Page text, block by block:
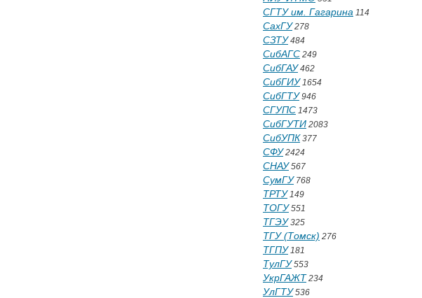
СГТУ им. Гагарина 114
СахГУ278
СЗТУ484
СибАГС 249
СибГАУ462
СибГИУ1654
СибГТУ946
СГУПС 1473
СибГУТИ 2083
СибУПК 377
СФУ2424
СНАУ567
СумГУ768
ТРТУ149
ТОГУ551
ТГЭУ325
ТГУ (Томск) 276
ТГПУ181
ТулГУ553
УкрГАЖТ 234
УлГТУ536